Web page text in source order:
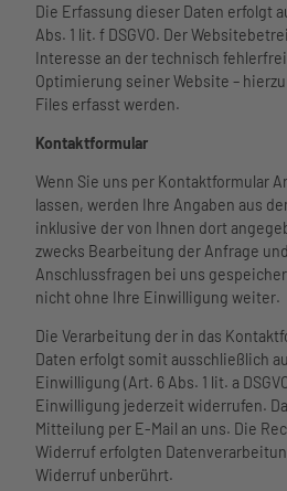
Die Erfassung dieser Daten erfolgt
Abs. 1 lit. f DSGVO. Der
Interesse an der technisch
Optimierung seiner Website –
Files erfasst werden.
Kontaktformular
Wenn Sie uns per Kontaktformular
lassen, werden Ihre Angaben aus
inklusive der von Ihnen dort
zwecks Bearbeitung der Anfrage
Anschlussfragen bei uns
nicht ohne Ihre Einwilligung weiter.
Die Verarbeitung der in das
Daten erfolgt somit ausschließlich
Einwilligung (Art. 6 Abs. 1 lit. a
Einwilligung jederzeit widerrufen.
Mitteilung per E-Mail an uns. Die
Widerruf erfolgten
Widerruf unberührt.